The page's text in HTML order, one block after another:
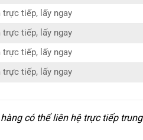
trực tiếp, lấy ngay
trực tiếp, lấy ngay
trực tiếp, lấy ngay
trực tiếp, lấy ngay
có thể liên hệ trực tiếp trung